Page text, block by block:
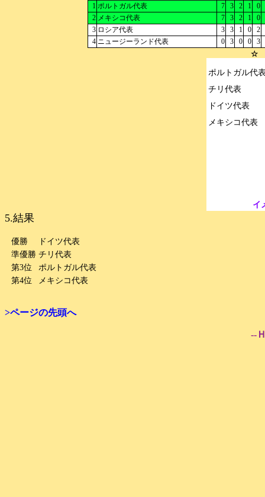
1 ポルトガル代表 7 3 2 1
0
2 メキシコ代表 7 3 2 1
0
3 ロシア代表 3 3 1 0
2
4 ニュージーランド代表 0 3 0 0
3
☆
ポルトガル代
チリ代表
ドイツ代表
イ
5.結果
優勝
ドイツ代表
準優勝 チリ代表
第3位
ポルトガル代表
第4位
メキシコ代表
>ページの先頭へ
--